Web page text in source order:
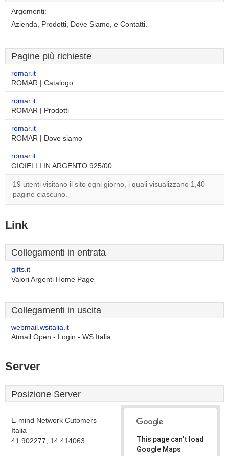
Argomenti:
Azienda, Prodotti, Dove Siamo, e Contatti.
Pagine più richieste
romar.it
ROMAR | Catalogo
romar.it
ROMAR | Prodotti
romar.it
ROMAR | Dove siamo
romar.it
GIOIELLI IN ARGENTO 925/00
19 utenti visitano il sito ogni giorno, i quali visualizzano 1,40
pagine ciascuno.
Link
Collegamenti in entrata
gifts.it
Valori Argenti Home Page
Collegamenti in uscita
webmail.wsitalia.it
Atmail Open - Login - WS Italia
Server
Posizione Server
E-mind Network Cutomers
Italia
41.902277, 14.414063
This page can't load
Google Maps